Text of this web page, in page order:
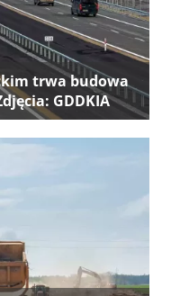
trwa budowa
GDDKIA